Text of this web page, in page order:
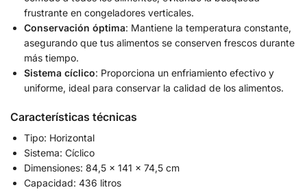
frustrante en congeladores verticales.
Conservación óptima: Mantiene la temperatura constante,
asegurando que tus alimentos se conserven frescos durante
más tiempo.
Sistema cíclico: Proporciona un enfriamiento efectivo y
uniforme, ideal para conservar la calidad de los alimentos.
Características técnicas
Tipo: Horizontal
Sistema: Cíclico
Dimensiones: 84,5 x 141 x 74,5 cm
Capacidad: 436 litros